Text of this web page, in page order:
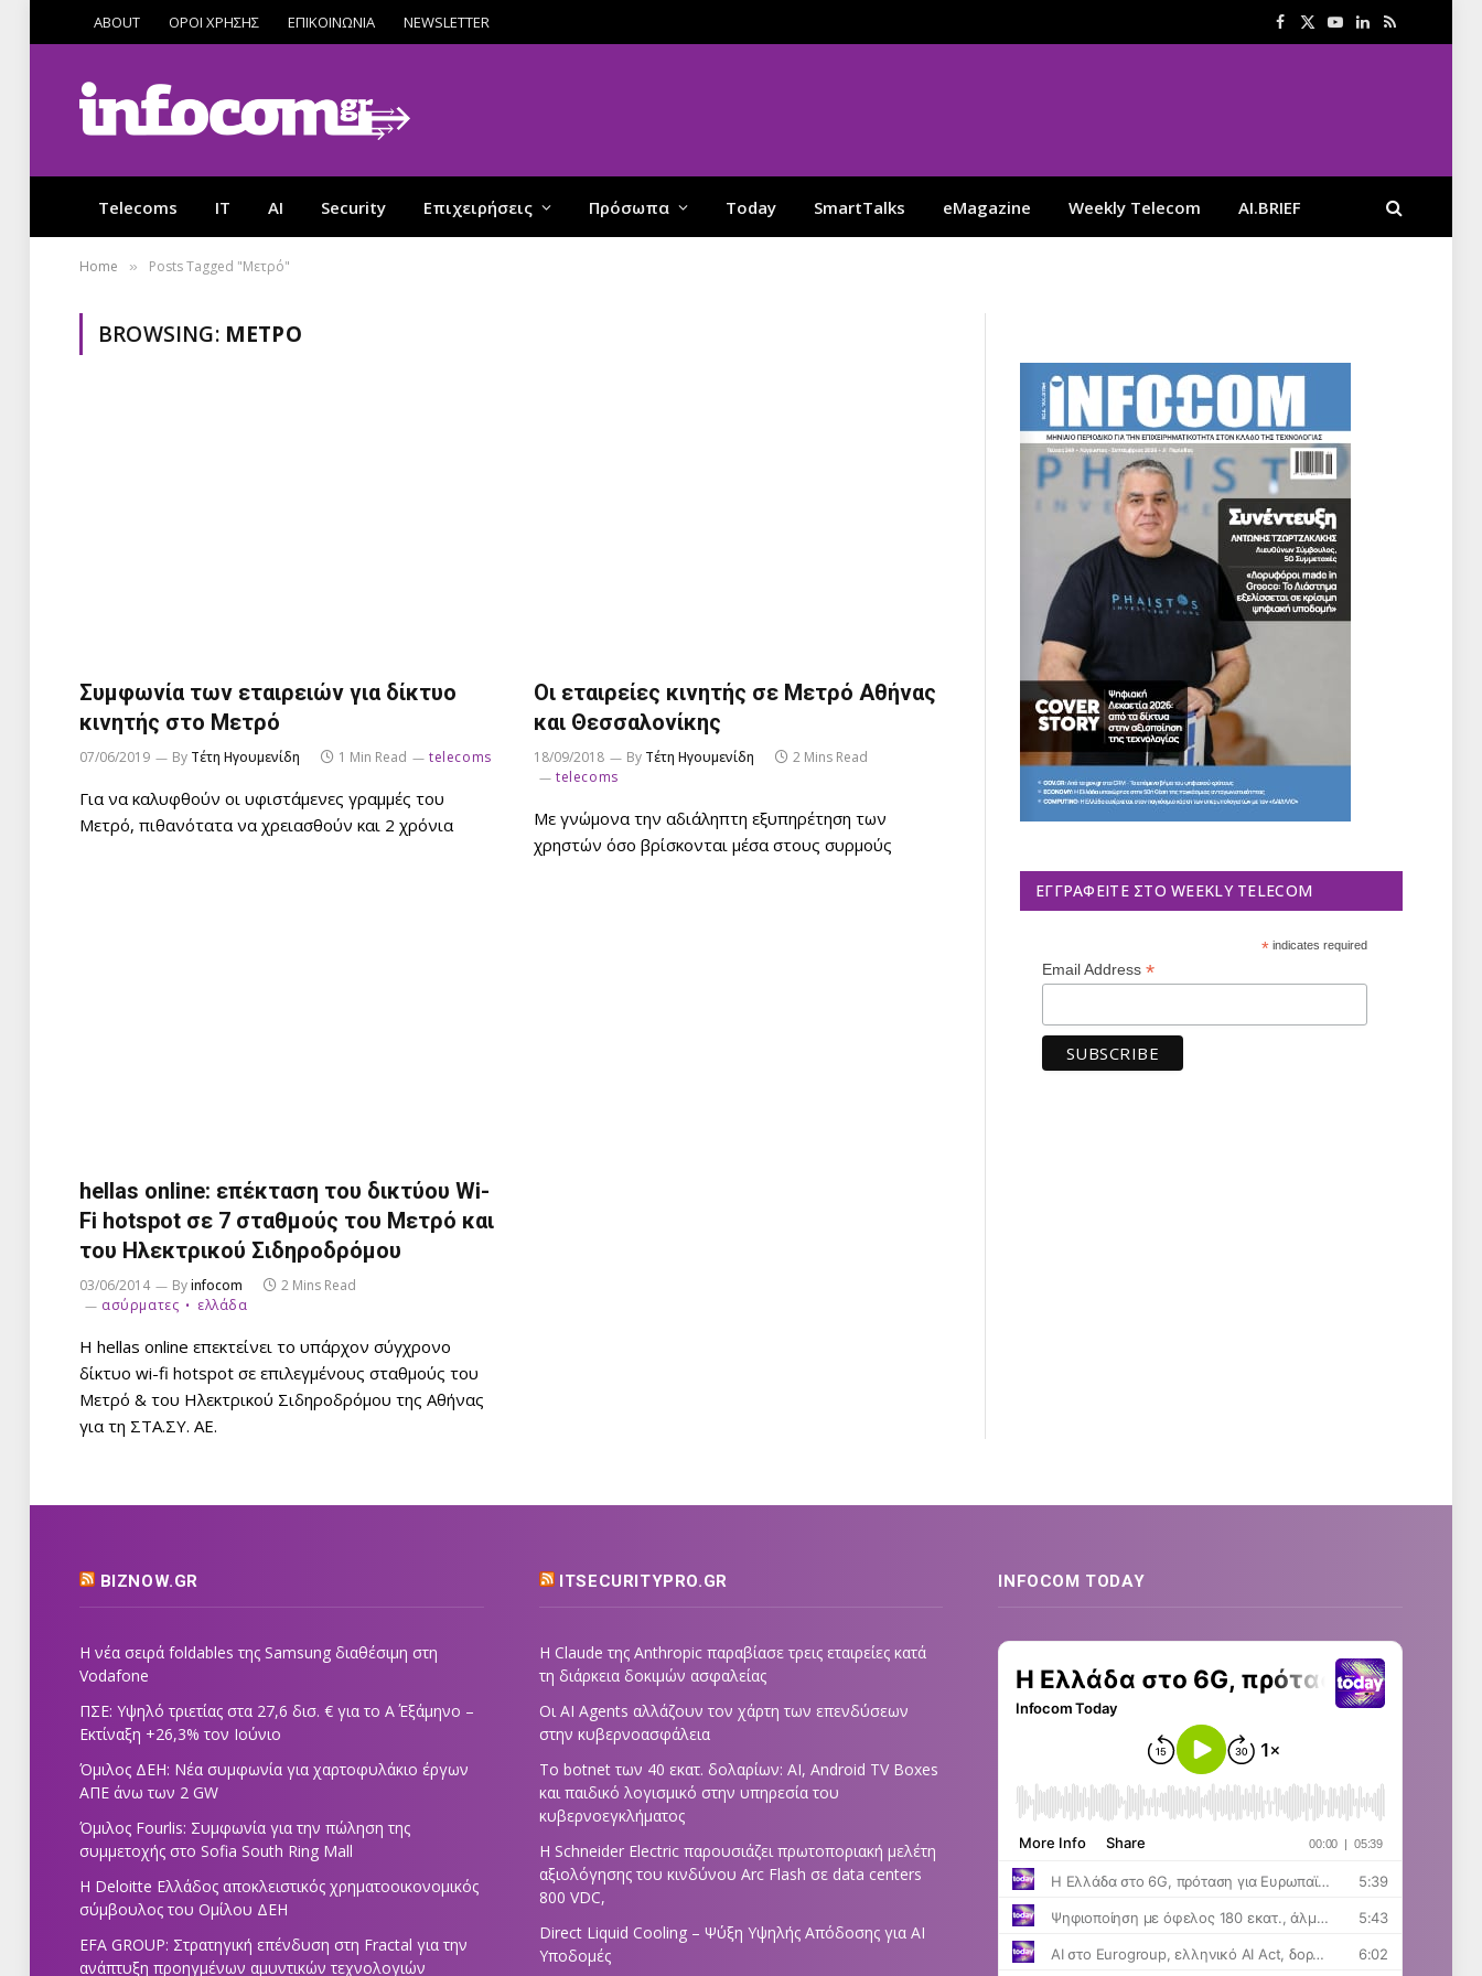
ABOUT ΟΡΟΙ ΧΡΗΣΗΣ ΕΠΙΚΟΙΝΩΝΙΑ NEWSLETTER Facebook
X
YouTube
LinkedIn
RSS
Telecoms IT AI Security Επιχειρήσεις Πρόσωπα Today SmartTalks eMagazine Weekly Telecom AI.BRIEF
Home » Posts Tagged "Μετρό"
BROWSING: ΜΕΤΡΌ
Συμφωνία των εταιρειών για δίκτυο
κινητής στο Μετρό
07/06/2019 By Τέτη Ηγουμενίδη 1 Min Read telecoms
Για να καλυφθούν οι υφιστάμενες γραμμές του
Μετρό, πιθανότατα να χρειασθούν και 2 χρόνια
Οι εταιρείες κινητής σε Μετρό Αθήνας
και Θεσσαλονίκης
18/09/2018 By Τέτη Ηγουμενίδη
2 Mins Read
telecoms
Με γνώμονα την αδιάληπτη εξυπηρέτηση των
χρηστών όσο βρίσκονται μέσα στους συρμούς
hellas online: επέκταση του δικτύου Wi-
Fi hotspot σε 7 σταθμούς του Μετρό και
του Ηλεκτρικού Σιδηροδρόμου
03/06/2014 Byinfocom
2 Mins Read
ασύρματες
ελλάδα
Η hellas online επεκτείνει το υπάρχον σύγχρονο
δίκτυο wi-fi hotspot σε επιλεγμένους σταθμούς του
Μετρό & του Ηλεκτρικού Σιδηροδρόμου της Αθήνας
για τη ΣΤΑ.ΣΥ. ΑΕ.
ΕΓΓΡΑΦΕΊΤΕ ΣΤΟ WEEKLY TELECOM
*indicates required
Email Address *
BIZNOW.GR
Η νέα σειρά foldables της Samsung διαθέσιμη στη
Vodafone
ΠΣΕ: Υψηλό τριετίας στα 27,6 δισ. € για το Α΄ Εξάμηνο –
Εκτίναξη +26,3% τον Ιούνιο
Όμιλος ΔΕΗ: Νέα συμφωνία για χαρτοφυλάκιο έργων
ΑΠΕ άνω των 2 GW
Όμιλος Fourlis: Συμφωνία για την πώληση της
συμμετοχής στο Sofia South Ring Mall
Η Deloitte Ελλάδος αποκλειστικός χρηματοοικονομικός
σύμβουλος του Ομίλου ΔΕΗ
EFA GROUP: Στρατηγική επένδυση στη Fractal για την
ανάπτυξη προηγμένων αμυντικών τεχνολογιών
ITSECURITYPRO.GR
Η Claude της Anthropic παραβίασε τρεις εταιρείες κατά
τη διάρκεια δοκιμών ασφαλείας
Οι AI Agents αλλάζουν τον χάρτη των επενδύσεων
στην κυβερνοασφάλεια
Το botnet των 40 εκατ. δολαρίων: AI, Android TV Boxes
και παιδικό λογισμικό στην υπηρεσία του
κυβερνοεγκλήματος
Η Schneider Electric παρουσιάζει πρωτοποριακή μελέτη
αξιολόγησης του κινδύνου Arc Flash σε data centers
800 VDC,
Direct Liquid Cooling – Ψύξη Υψηλής Απόδοσης για AI
Υποδομές
INFOCOM TODAY